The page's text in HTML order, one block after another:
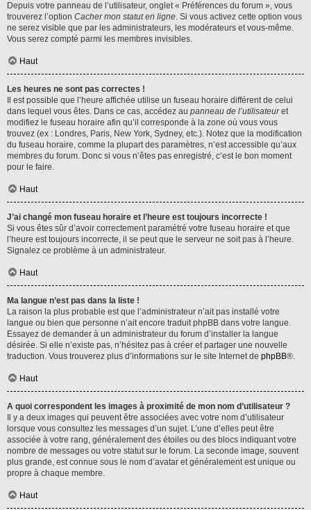
Depuis votre panneau de l’utilisateur, onglet « Préférences du forum », vous
trouverez l’option Cacher mon statut en ligne. Si vous activez cette option vous
ne serez visible que par les administrateurs, les modérateurs et vous-même.
Vous serez compté parmi les membres invisibles.
Haut
Les heures ne sont pas correctes !
Il est possible que l’heure affichée utilise un fuseau horaire différent de celui
dans lequel vous êtes. Dans ce cas, accédez au panneau de l’utilisateuret
modifiez le fuseau horaire afin qu’il corresponde à la zone où vous vous
trouvez (ex : Londres, Paris, New York, Sydney, etc.). Notez que la modification
du fuseau horaire, comme la plupart des paramètres, n’est accessible qu’aux
membres du forum. Donc si vous n’êtes pas enregistré, c’est le bon moment
pour le faire.
Haut
J’ai changé mon fuseau horaire et l’heure est toujours incorrecte !
Si vous êtes sûr d’avoir correctement paramétré votre fuseau horaire et que
l’heure est toujours incorrecte, il se peut que le serveur ne soit pas à l’heure.
Signalez ce problème à un administrateur.
Haut
Ma langue n’est pas dans la liste !
La raison la plus probable est que l’administrateur n’ait pas installé votre
langue ou bien que personne n’ait encore traduit phpBB dans votre langue.
Essayez de demander à un administrateur du forum d’installer la langue
désirée. Si elle n’existe pas, n’hésitez pas à créer et partager une nouvelle
traduction. Vous trouverez plus d’informations sur le site Internet de phpBB®.
Haut
A quoi correspondent les images à proximité de mon nom d’utilisateur ?
Il y a deux images qui peuvent être associées avec votre nom d’utilisateur
lorsque vous consultez les messages d’un sujet. L’une d’elles peut être
associée à votre rang, généralement des étoiles ou des blocs indiquant votre
nombre de messages ou votre statut sur le forum. La seconde image, souvent
plus grande, est connue sous le nom d’avatar et généralement est unique ou
propre à chaque membre.
Haut